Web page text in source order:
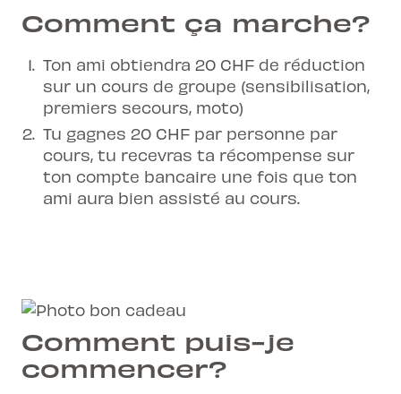
Comment ça marche?
Ton ami obtiendra 20 CHF de réduction
sur un cours de groupe (sensibilisation,
premiers secours, moto)
Tu gagnes 20 CHF par personne par
cours, tu recevras ta récompense sur
ton compte bancaire une fois que ton
ami aura bien assisté au cours.
Comment puis-je
commencer?